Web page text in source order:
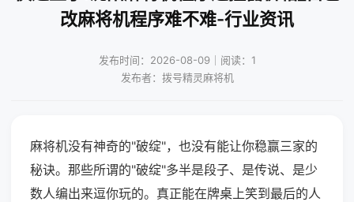
改麻将机程序难不难-行业资讯
发布时间：2026-08-09｜阅读：1
发布者：拨号精灵麻将机
麻将机没有神奇的"破绽"，也没有能让你稳赢三家的
秘诀。那些所谓的"破绽"多半是段子、是传说、是少
数人编出来逗你玩的。真正能在牌桌上笑到最后的人